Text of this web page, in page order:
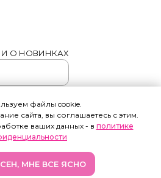
файлы cookie.
сайта, вы соглашаетесь с этим.
ваших данных - в политике
МНЕ ВСЕ ЯСНО
О НОВИНКАХ
и ознакомлен (а) с
Также я
от 13/03/2006 №38-ФЗ "О
мной